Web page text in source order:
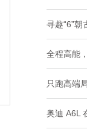
寻趣“6”朝
全程高能
只跑高端
奥迪 A6L